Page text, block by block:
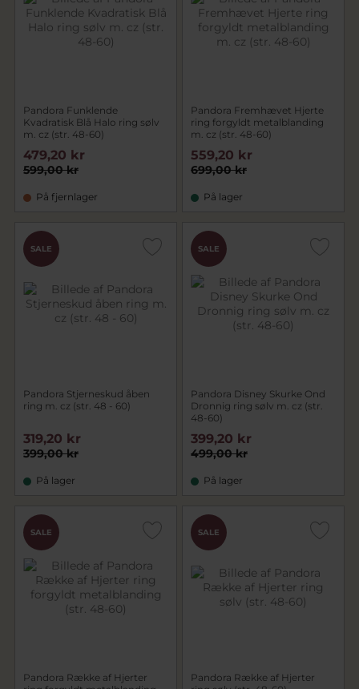
Pandora Funklende
Kvadratisk Blå Halo ring sølv
m. cz (str. 48-60)
599,00 kr
479,20 kr
På fjernlager
Pandora Fremhævet Hjerte
ring forgyldt metalblanding
m. cz (str. 48-60)
699,00 kr
559,20 kr
På lager
SALE
Pandora Stjerneskud åben
ring m. cz (str. 48 - 60)
399,00 kr
319,20 kr
På lager
SALE
Pandora Disney Skurke Ond
Dronnig ring sølv m. cz (str.
48-60)
499,00 kr
399,20 kr
På lager
SALE
Pandora Række af Hjerter
SALE
Pandora Række af Hjerter